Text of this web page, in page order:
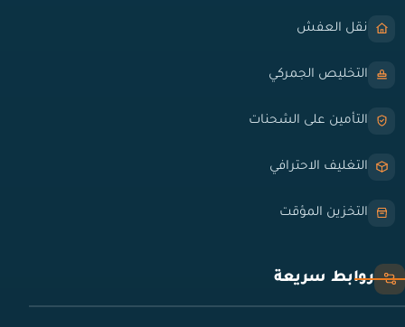
نقل العفش
التخليص الجمركي
التأمين على الشحنات
التغليف الاحترافي
التخزين المؤقت
روابط سريعة